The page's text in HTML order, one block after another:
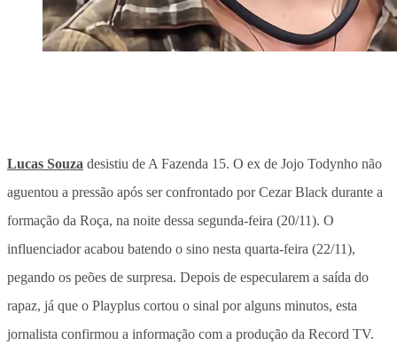
Lucas Souza desistiu de A Fazenda 15. O ex de Jojo Todynho não
aguentou a pressão após ser confrontado por Cezar Black durante a
formação da Roça, na noite dessa segunda-feira (20/11). O
influenciador acabou batendo o sino nesta quarta-feira (22/11),
pegando os peões de surpresa. Depois de especularem a saída do
rapaz, já que o Playplus cortou o sinal por alguns minutos, esta
jornalista confirmou a informação com a produção da Record TV.